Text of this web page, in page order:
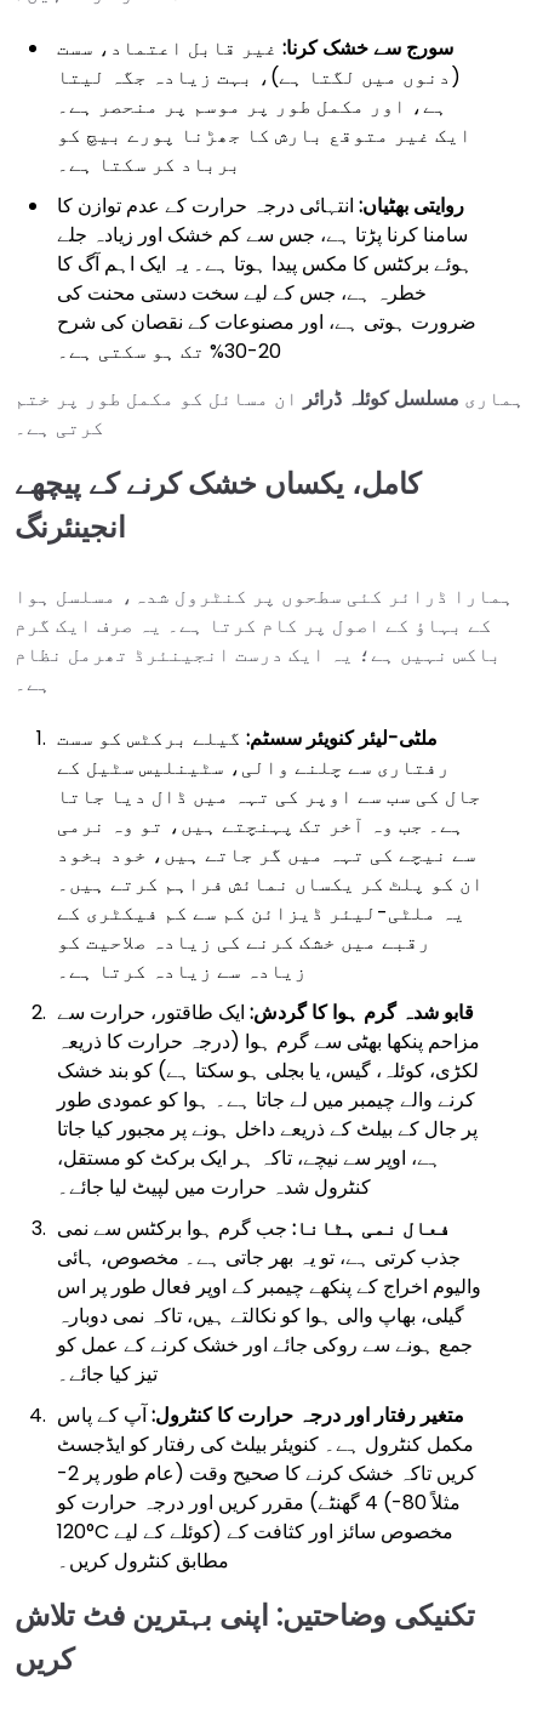
سورج سے خشک کرنا: غیر قابل اعتماد، سست
(دنوں میں لگتا ہے)، بہت زیادہ جگہ لیتا
ہے، اور مکمل طور پر موسم پر منحصر ہے۔
ایک غیر متوقع بارش کا جھڑنا پورے بیچ کو
برباد کر سکتا ہے۔
روایتی بھٹیاں: انتہائی درجہ حرارت کے عدم توازن کا
سامنا کرنا پڑتا ہے، جس سے کم خشک اور زیادہ جلے
ہوئے برکٹس کا مکس پیدا ہوتا ہے۔ یہ ایک اہم آگ کا
خطرہ ہے، جس کے لیے سخت دستی محنت کی
ضرورت ہوتی ہے، اور مصنوعات کے نقصان کی شرح
20-30% تک ہو سکتی ہے۔
ہماری مسلسل کوئلہ ڈرائر ان مسائل کو مکمل طور پر ختم
کرتی ہے۔
کامل، یکساں خشک کرنے کے پیچھے
انجینئرنگ
ہمارا ڈرائر کئی سطحوں پر کنٹرول شدہ، مسلسل ہوا
کے بہاؤ کے اصول پر کام کرتا ہے۔ یہ صرف ایک گرم
باکس نہیں ہے؛ یہ ایک درست انجینئرڈ تھرمل نظام
ہے۔
ملٹی-لیئر کنویئر سسٹم: گیلے برکٹس کو سست
رفتاری سے چلنے والی، سٹینلیس سٹیل کے
جال کی سب سے اوپر کی تہہ میں ڈال دیا جاتا
ہے۔ جب وہ آخر تک پہنچتے ہیں، تو وہ نرمی
سے نیچے کی تہہ میں گر جاتے ہیں، خود بخود
ان کو پلٹ کر یکساں نمائش فراہم کرتے ہیں۔
یہ ملٹی-لیئر ڈیزائن کم سے کم فیکٹری کے
رقبے میں خشک کرنے کی زیادہ صلاحیت کو
زیادہ سے زیادہ کرتا ہے۔
قابو شدہ گرم ہوا کا گردش: ایک طاقتور، حرارت سے
مزاحم پنکھا بھٹی سے گرم ہوا (درجہ حرارت کا ذریعہ
لکڑی، کوئلہ، گیس، یا بجلی ہو سکتا ہے) کو بند خشک
کرنے والے چیمبر میں لے جاتا ہے۔ ہوا کو عمودی طور
پر جال کے بیلٹ کے ذریعے داخل ہونے پر مجبور کیا جاتا
ہے، اوپر سے نیچے، تاکہ ہر ایک برکٹ کو مستقل،
کنٹرول شدہ حرارت میں لپیٹ لیا جائے۔
فعال نمی ہٹانا: جب گرم ہوا برکٹس سے نمی
جذب کرتی ہے، تو یہ بھر جاتی ہے۔ مخصوص، ہائی
والیوم اخراج کے پنکھے چیمبر کے اوپر فعال طور پر اس
گیلی، بھاپ والی ہوا کو نکالتے ہیں، تاکہ نمی دوبارہ
جمع ہونے سے روکی جائے اور خشک کرنے کے عمل کو
تیز کیا جائے۔
متغیر رفتار اور درجہ حرارت کا کنٹرول:آپ کے پاس
مکمل کنٹرول ہے۔ کنویئر بیلٹ کی رفتار کو ایڈجسٹ
کریں تاکہ خشک کرنے کا صحیح وقت (عام طور پر 2-
4 گھنٹے) مقرر کریں اور درجہ حرارت کو (مثلاً 80-
120°C کوئلے کے لیے) مخصوص سائز اور کثافت کے
مطابق کنٹرول کریں۔
تکنیکی وضاحتیں: اپنی بہترین فٹ تلاش
کریں